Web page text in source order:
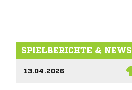
SPIELBERICHTE & NEWS
13.04.2026